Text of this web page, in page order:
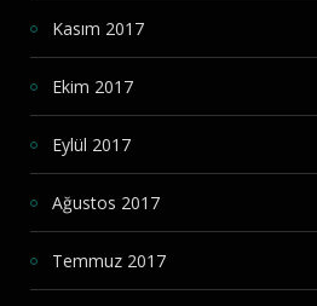
Kasım 2017
Ekim 2017
Eylül 2017
Ağustos 2017
Temmuz 2017